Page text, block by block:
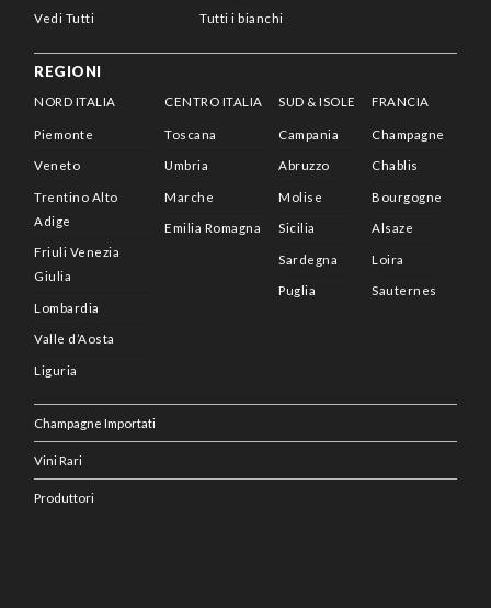
Vedi Tutti Tutti i bianchi
REGIONI
NORD ITALIA
Piemonte
Veneto
Trentino Alto
Adige
Friuli Venezia
Giulia
Lombardia
Valle d’Aosta
Liguria
CENTRO ITALIA
Toscana
Umbria
Marche
Emilia Romagna
SUD & ISOLE
Campania
Abruzzo
Molise
Sicilia
Sardegna
Puglia
FRANCIA
Champagne
Chablis
Bourgogne
Alsaze
Loira
Sauternes
Champagne Importati
Vini Rari
Produttori